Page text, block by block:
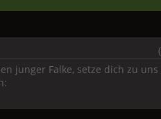
junger Falke, setze dich zu